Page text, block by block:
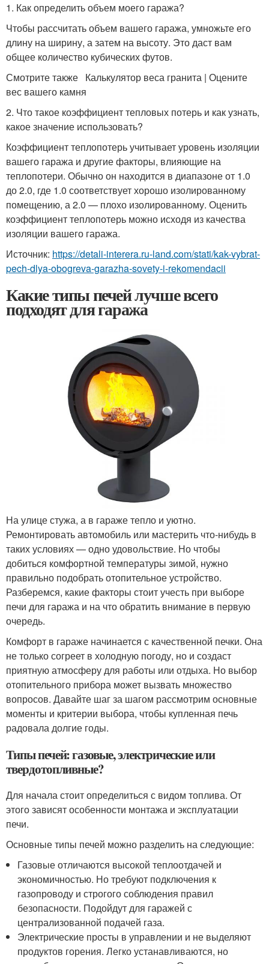
1. Как определить объем моего гаража?
Чтобы рассчитать объем вашего гаража, умножьте его
длину на ширину, а затем на высоту. Это даст вам
общее количество кубических футов.
Смотрите также Калькулятор веса гранита | Оцените
вес вашего камня
2. Что такое коэффициент тепловых потерь и как узнать,
какое значение использовать?
Коэффициент теплопотерь учитывает уровень изоляции
вашего гаража и другие факторы, влияющие на
теплопотери. Обычно он находится в диапазоне от 1.0
до 2.0, где 1.0 соответствует хорошо изолированному
помещению, а 2.0 — плохо изолированному. Оценить
коэффициент теплопотерь можно исходя из качества
изоляции вашего гаража.
Источник: https://detali-interera.ru-land.com/stati/kak-vybrat-
pech-dlya-obogreva-garazha-sovety-i-rekomendacii
Какие типы печей лучше всего
подходят для гаража
На улице стужа, а в гараже тепло и уютно.
Ремонтировать автомобиль или мастерить что-нибудь в
таких условиях — одно удовольствие. Но чтобы
добиться комфортной температуры зимой, нужно
правильно подобрать отопительное устройство.
Разберемся, какие факторы стоит учесть при выборе
печи для гаража и на что обратить внимание в первую
очередь.
Комфорт в гараже начинается с качественной печки. Она
не только согреет в холодную погоду, но и создаст
приятную атмосферу для работы или отдыха. Но выбор
отопительного прибора может вызвать множество
вопросов. Давайте шаг за шагом рассмотрим основные
моменты и критерии выбора, чтобы купленная печь
радовала долгие годы.
Типы печей: газовые, электрические или
твердотопливные?
Для начала стоит определиться с видом топлива. От
этого зависят особенности монтажа и эксплуатации
печи.
Основные типы печей можно разделить на следующие:
Газовые отличаются высокой теплоотдачей и
экономичностью. Но требуют подключения к
газопроводу и строгого соблюдения правил
безопасности. Подойдут для гаражей с
централизованной подачей газа.
Электрические просты в управлении и не выделяют
продуктов горения. Легко устанавливаются, но